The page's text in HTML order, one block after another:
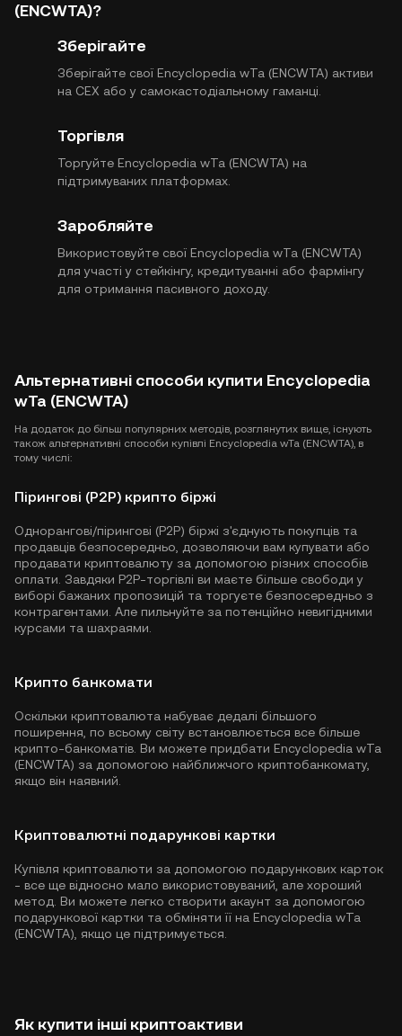
(ENCWTA)?
Зберігайте
Зберігайте свої Encyclopedia wTa (ENCWTA) активи
на CEX або у самокастодіальному гаманці.
Торгівля
Торгуйте Encyclopedia wTa (ENCWTA) на
підтримуваних платформах.
Заробляйте
Використовуйте свої Encyclopedia wTa (ENCWTA)
для участі у стейкінгу, кредитуванні або фармінгу
для отримання пасивного доходу.
Альтернативні способи купити Encyclopedia
wTa (ENCWTA)
На додаток до більш популярних методів, розглянутих вище, існують
також альтернативні способи купівлі Encyclopedia wTa (ENCWTA), в
тому числі:
Пірингові (P2P) крипто біржі
Однорангові/пірингові (P2P) біржі з'єднують покупців та
продавців безпосередньо, дозволяючи вам купувати або
продавати криптовалюту за допомогою різних способів
оплати. Завдяки P2P-торгівлі ви маєте більше свободи у
виборі бажаних пропозицій та торгуєте безпосередньо з
контрагентами. Але пильнуйте за потенційно невигідними
курсами та шахраями.
Крипто банкомати
Оскільки криптовалюта набуває дедалі більшого
поширення, по всьому світу встановлюється все більше
крипто-банкоматів. Ви можете придбати Encyclopedia wTa
(ENCWTA) за допомогою найближчого криптобанкомату,
якщо він наявний.
Криптовалютні подарункові картки
Купівля криптовалюти за допомогою подарункових карток
- все ще відносно мало використовуваний, але хороший
метод. Ви можете легко створити акаунт за допомогою
подарункової картки та обміняти її на Encyclopedia wTa
(ENCWTA), якщо це підтримується.
Як купити інші криптоактиви